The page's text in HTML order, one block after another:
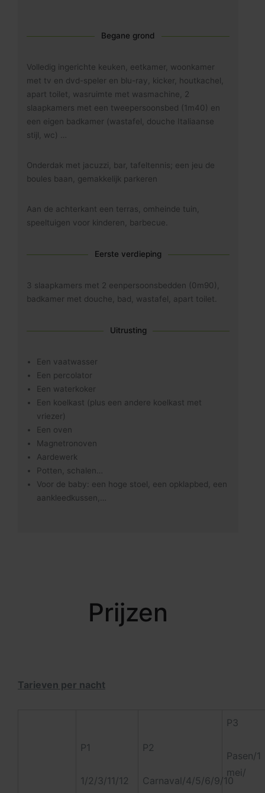
Begane grond
Volledig ingerichte keuken, eetkamer, woonkamer
met tv en dvd-speler en blu-ray, kicker, houtkachel,
apart toilet, wasruimte met wasmachine, 2
slaapkamers met een tweepersoonsbed (1m40) en
een eigen badkamer (wastafel, douche Italiaanse
stijl, wc) …
Onderdak met jacuzzi, bar, tafeltennis; een jeu de
boules baan, gemakkelijk parkeren
Aan de achterkant een terras, omheinde tuin,
speeltuigen voor kinderen, barbecue.
Eerste verdieping
3 slaapkamers met 2 eenpersoonsbedden (0m90),
badkamer met douche, bad, wastafel, apart toilet.
Uitrusting
Een vaatwasser
Een percolator
Een waterkoker
Een koelkast (plus een andere koelkast met
vriezer)
Een oven
Magnetronoven
Aardewerk
Potten, schalen…
Voor de baby: een hoge stoel, een opklapbed, een
aankleedkussen,…
Prijzen
Tarieven per nacht
P1
1/2/3/11/12
P2
Carnaval/4/5/6/9/10
P3
Pasen/1
mei/